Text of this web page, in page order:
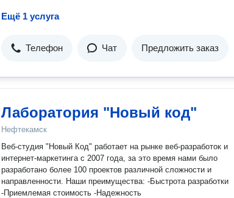
Ещё 1 услуга
Телефон Чат Предложить заказ
Лаборатория "Новый код"
Нефтекамск
Веб-студия "Новый Код" работает на рынке веб-разработок и
интернет-маркетинга с 2007 года, за это время нами было
разработано более 100 проектов различной сложности и
направленности. Наши преимущества: -Быстрота разработки
-Приемлемая стоимость -Надежность